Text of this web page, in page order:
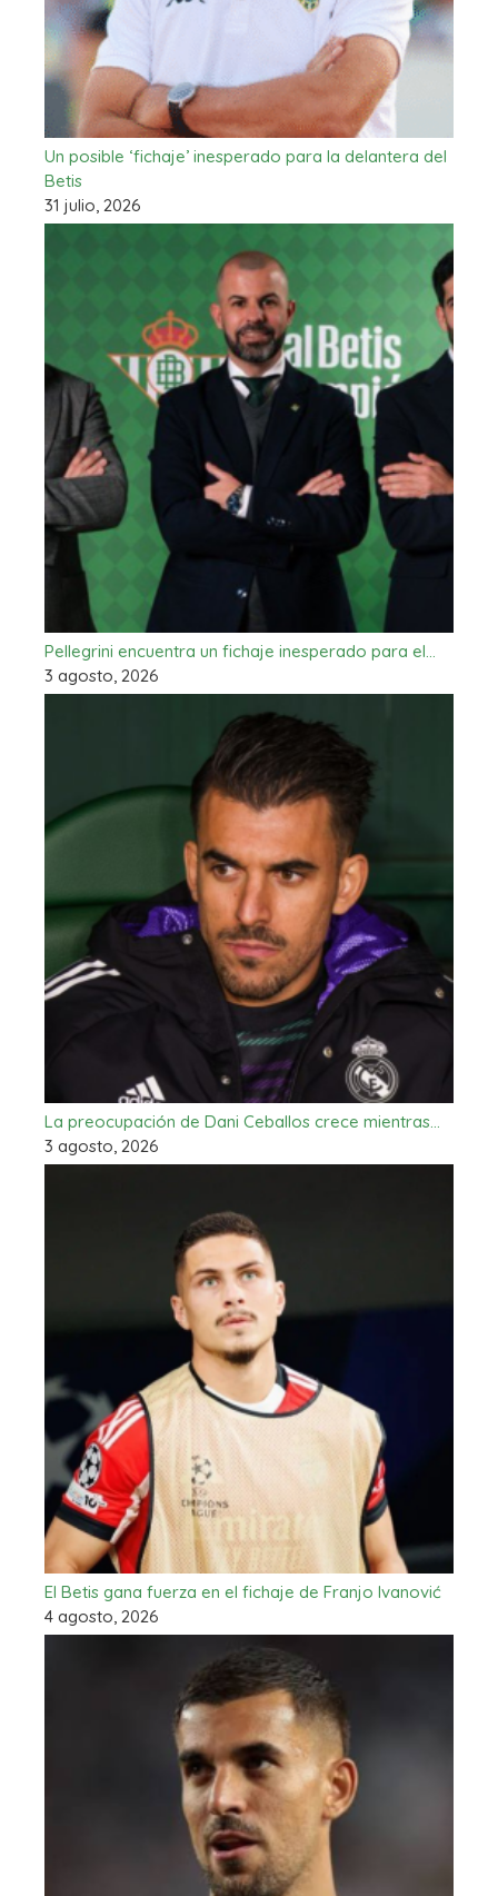
Un posible ‘fichaje’ inesperado para la delantera del
Betis
31 julio, 2026
Pellegrini encuentra un fichaje inesperado para el…
3 agosto, 2026
La preocupación de Dani Ceballos crece mientras…
3 agosto, 2026
El Betis gana fuerza en el fichaje de Franjo Ivanović
4 agosto, 2026